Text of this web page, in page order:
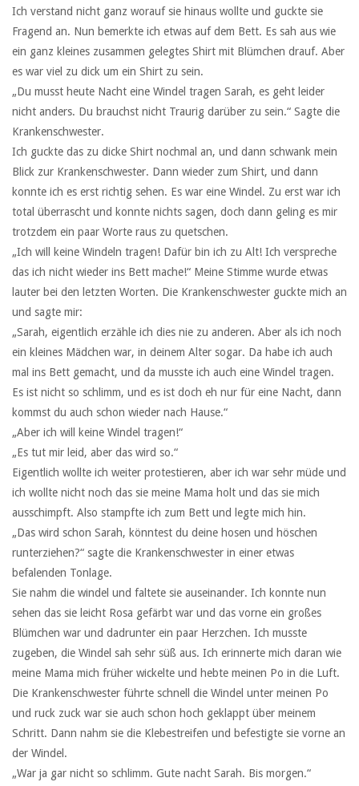
Ich verstand nicht ganz worauf sie hinaus wollte und guckte sie
Fragend an. Nun bemerkte ich etwas auf dem Bett. Es sah aus wie
ein ganz kleines zusammen gelegtes Shirt mit Blümchen drauf. Aber
es war viel zu dick um ein Shirt zu sein.
„Du musst heute Nacht eine Windel tragen Sarah, es geht leider
nicht anders. Du brauchst nicht Traurig darüber zu sein.“ Sagte die
Krankenschwester.
Ich guckte das zu dicke Shirt nochmal an, und dann schwank mein
Blick zur Krankenschwester. Dann wieder zum Shirt, und dann
konnte ich es erst richtig sehen. Es war eine Windel. Zu erst war ich
total überrascht und konnte nichts sagen, doch dann geling es mir
trotzdem ein paar Worte raus zu quetschen.
„Ich will keine Windeln tragen! Dafür bin ich zu Alt! Ich verspreche
das ich nicht wieder ins Bett mache!“ Meine Stimme wurde etwas
lauter bei den letzten Worten. Die Krankenschwester guckte mich an
und sagte mir:
„Sarah, eigentlich erzähle ich dies nie zu anderen. Aber als ich noch
ein kleines Mädchen war, in deinem Alter sogar. Da habe ich auch
mal ins Bett gemacht, und da musste ich auch eine Windel tragen.
Es ist nicht so schlimm, und es ist doch eh nur für eine Nacht, dann
kommst du auch schon wieder nach Hause.“
„Aber ich will keine Windel tragen!“
„Es tut mir leid, aber das wird so.“
Eigentlich wollte ich weiter protestieren, aber ich war sehr müde und
ich wollte nicht noch das sie meine Mama holt und das sie mich
ausschimpft. Also stampfte ich zum Bett und legte mich hin.
„Das wird schon Sarah, könntest du deine hosen und höschen
runterziehen?“ sagte die Krankenschwester in einer etwas
befalenden Tonlage.
Sie nahm die windel und faltete sie auseinander. Ich konnte nun
sehen das sie leicht Rosa gefärbt war und das vorne ein großes
Blümchen war und dadrunter ein paar Herzchen. Ich musste
zugeben, die Windel sah sehr süß aus. Ich erinnerte mich daran wie
meine Mama mich früher wickelte und hebte meinen Po in die Luft.
Die Krankenschwester führte schnell die Windel unter meinen Po
und ruck zuck war sie auch schon hoch geklappt über meinem
Schritt. Dann nahm sie die Klebestreifen und befestigte sie vorne an
der Windel.
„War ja gar nicht so schlimm. Gute nacht Sarah. Bis morgen.“